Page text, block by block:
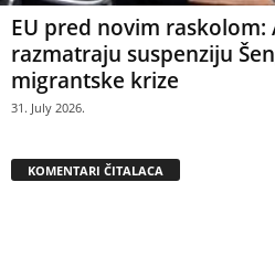
EU pred novim raskolom:
razmatraju suspenziju
migrantske krize
31. July 2026.
KOMENTARI ČITALACA